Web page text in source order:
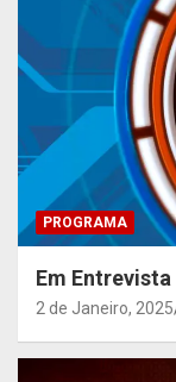
PROGRAMA
Em Entrevista
2 de Janeiro, 2025